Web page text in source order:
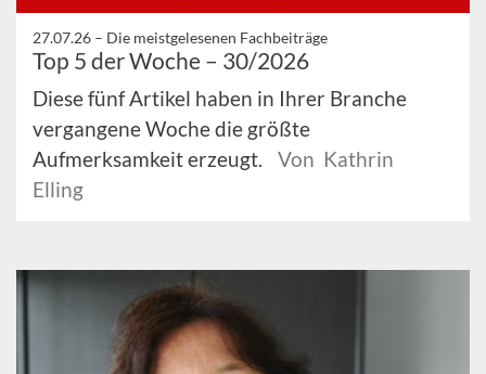
27.07.26 – Die meistgelesenen Fachbeiträge
Top 5 der Woche – 30/2026
Diese fünf Artikel haben in Ihrer Branche
vergangene Woche die größte
Aufmerksamkeit erzeugt.
Von Kathrin
Elling